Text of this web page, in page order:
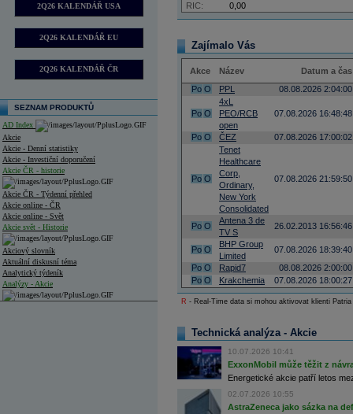
2Q26 KALENDÁŘ USA
2Q26 KALENDÁŘ EU
2Q26 KALENDÁŘ ČR
SEZNAM PRODUKTŮ
AD Index
Akcie
Akcie - Denní statistiky
Akcie - Investiční doporučení
Akcie ČR - historie
Akcie ČR - Týdenní přehled
Akcie online - ČR
Akcie online - Svět
Akcie svět - Historie
Akciový slovník
Aktuální diskusní téma
Analytický týdeník
Analýzy - Akcie
RIC: 0,00
Zajímalo Vás
Akce Název
Datum a čas
Po O PPL 08.08.2026 2:04:00
Po O
4xL
PEO/RCB
open
07.08.2026 16:48:48
Po O ČEZ 07.08.2026 17:00:02
Po O
Tenet
Healthcare
Corp,
Ordinary,
New York
Consolidated
07.08.2026 21:59:50
Po O
Antena 3 de
TV S
26.02.2013 16:56:46
Po O
BHP Group
Limited
07.08.2026 18:39:40
Po O Rapid7
08.08.2026 2:00:00
Po O Krakchemia 07.08.2026 18:00:27
R - Real-Time data si mohou aktivovat klienti
Technická analýza - Akcie
10.07.2026 10:41
ExxonMobil může těžit z
Energetické akcie patří letos
02.07.2026 10:55
AstraZeneca jako sázka na